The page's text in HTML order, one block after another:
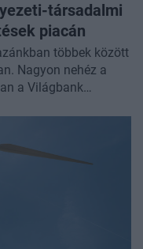
társadalmi
piacán
többek között
Nagyon nehéz a
a Világbank
iránt,
000 milliárd dollárt.